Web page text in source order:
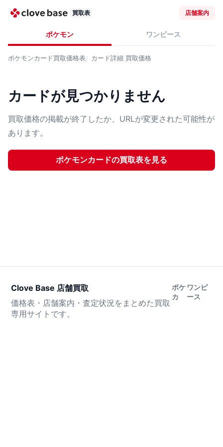
買取表 店舗案内
ポケモン ワンピース
ポケモンカード買取価格表 カード詳細 買取価格
カードが見つかりません
買取価格の掲載が終了したか、URLが変更された可能性が
あります。
ポケモンカードの買取表を見る
Clove Base 店舗買取
価格表・店舗案内・査定状況をまとめた買取
専用サイトです。
ポケ
カ
ワンピ
ース